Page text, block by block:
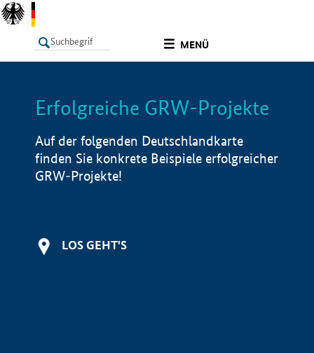
MENÜ
LISTE Info
Erfolgreiche GRW-Projekte
Auf der folgenden Deutschlandkarte
finden Sie konkrete Beispiele erfolgreicher
GRW-Projekte!
LOS GEHT'S